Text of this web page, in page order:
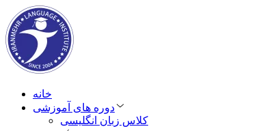
خانه
دوره های آموزشی
کلاس زبان انگلیسی